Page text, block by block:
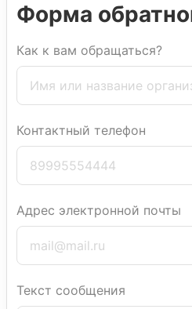
Форма
Как к вам обращаться?
Контактный телефон
Адрес электронной почты
Текст сообщения